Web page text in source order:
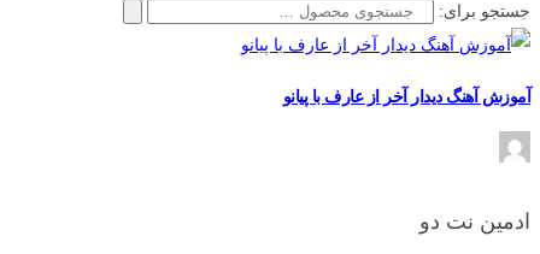
جستجو برای:
آموزش آهنگ دیدار آخر از عارف با پیانو
ادمین نت دو